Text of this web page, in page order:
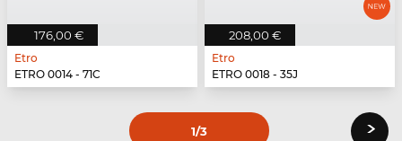
176,00 €
Etro
ETRO 0014 - 71C
208,00 €
Etro
ETRO 0018 - 35J
1/3 ›